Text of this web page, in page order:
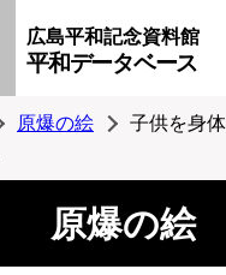
広島平和記念資料館
平和データベース
原爆の絵
子供を身
原爆の絵